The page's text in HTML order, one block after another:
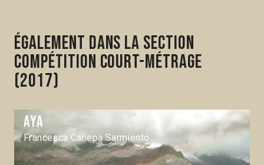
Également dans la section
Compétition Court-métrage
(2017)
Aya
Francesca Canepa Sarmiento